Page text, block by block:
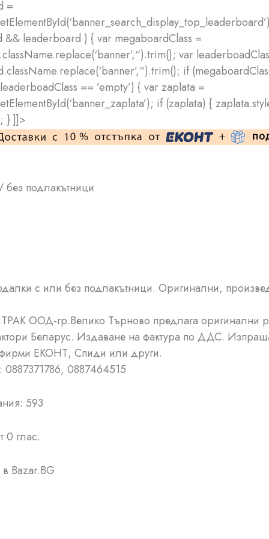
=
&& leaderboard ) { var megaboardClass =
var
if
== ’empty’) { var zaplata =
if (zaplata) {
} ]]>
подлакътници
с или без подлакътници. Оригинални,
ООД-гр.Велико Търново предлага оригинални
Беларус. Издаване на фактура по ДДС.
ЕКОНТ, Спиди или други.
0887371786, 0887464515
593
0 глас.
Bazar.BG